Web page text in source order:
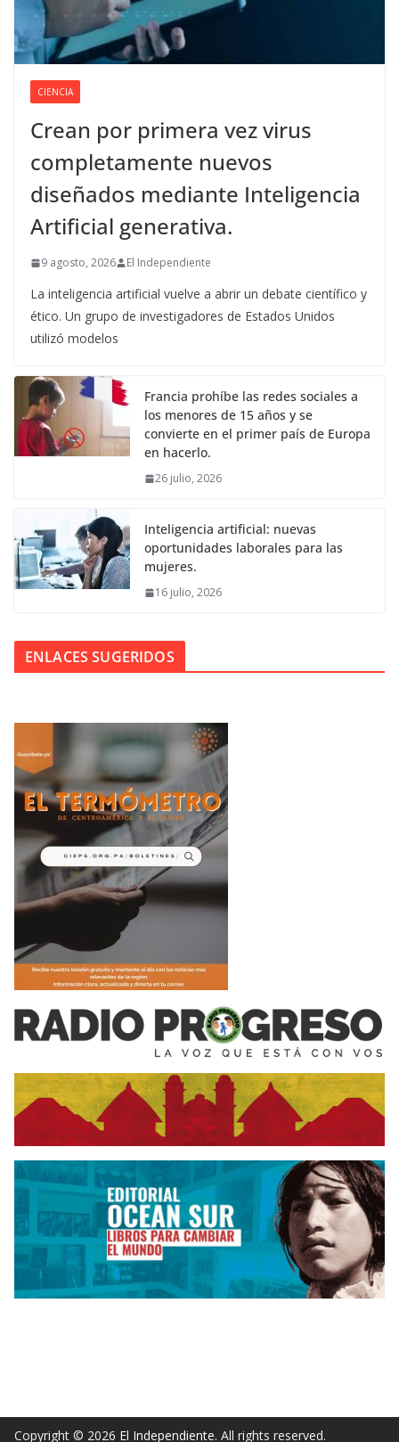
CIENCIA
Crean por primera vez virus
completamente nuevos
diseñados mediante Inteligencia
Artificial generativa.
9 agosto, 2026 El Independiente
La inteligencia artificial vuelve a abrir un debate científico y
ético. Un grupo de investigadores de Estados Unidos
utilizó modelos
Francia prohíbe las redes sociales a
los menores de 15 años y se
convierte en el primer país de Europa
en hacerlo.
26 julio, 2026
Inteligencia artificial: nuevas
oportunidades laborales para las
mujeres.
16 julio, 2026
ENLACES SUGERIDOS
Copyright © 2026 El Independiente. All rights reserved.